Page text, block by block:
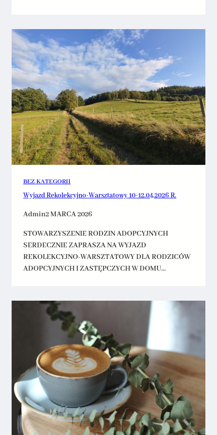
BEZ KATEGORII
Wyjazd Rekolekcyjno-Warsztatowy 10-12.04.2026 R.
Admin2 MARCA 2026
STOWARZYSZENIE RODZIN ADOPCYJNYCH
SERDECZNIE ZAPRASZA NA WYJAZD
REKOLEKCYJNO-WARSZTATOWY DLA RODZICÓW
ADOPCYJNYCH I ZASTĘPCZYCH W DOMU…